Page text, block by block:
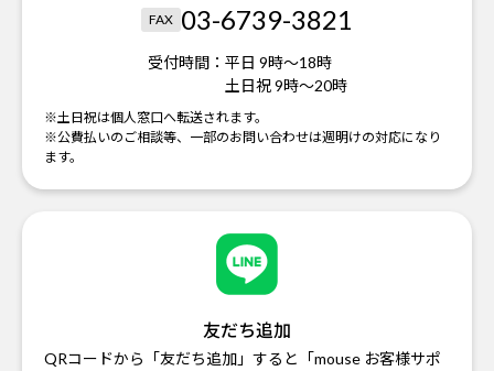
FAX 03-6739-3821
受付時間： 平日 9時～18時
土日祝 9時～20時
※土日祝は個人窓口へ転送されます。
※公費払いのご相談等、一部のお問い合わせは週明けの対応になり
ます。
友だち追加
QRコードから「友だち追加」すると「mouse お客様サポ